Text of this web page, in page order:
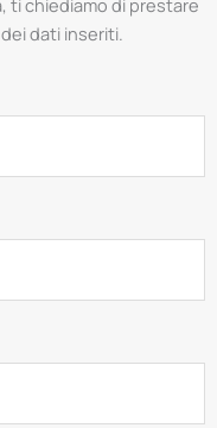
dati inseriti.